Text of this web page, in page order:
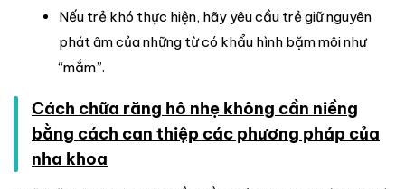
Nếu trẻ khó thực hiện, hãy yêu cầu trẻ giữ nguyên
phát âm của những từ có khẩu hình bặm môi như
“mắm”.
Cách chữa răng hô nhẹ không cần niềng
bằng cách can thiệp các phương pháp của
nha khoa